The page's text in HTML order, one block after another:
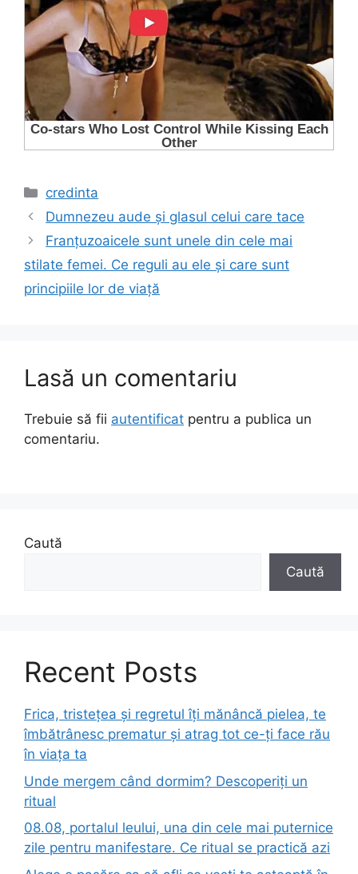
Categorii
credinta
Dumnezeu aude și glasul celui care tace
Franțuzoaicele sunt unele din cele mai
stilate femei. Ce reguli au ele și care sunt
principiile lor de viață
Lasă un comentariu
Trebuie să fii autentificat pentru a publica un
comentariu.
Caută
Caută
Recent Posts
Frica, tristețea și regretul îți mănâncă pielea, te
îmbătrânesc prematur și atrag tot ce-ți face rău
în viața ta
Unde mergem când dormim? Descoperiți un
ritual
08.08, portalul leului, una din cele mai puternice
zile pentru manifestare. Ce ritual se practică azi